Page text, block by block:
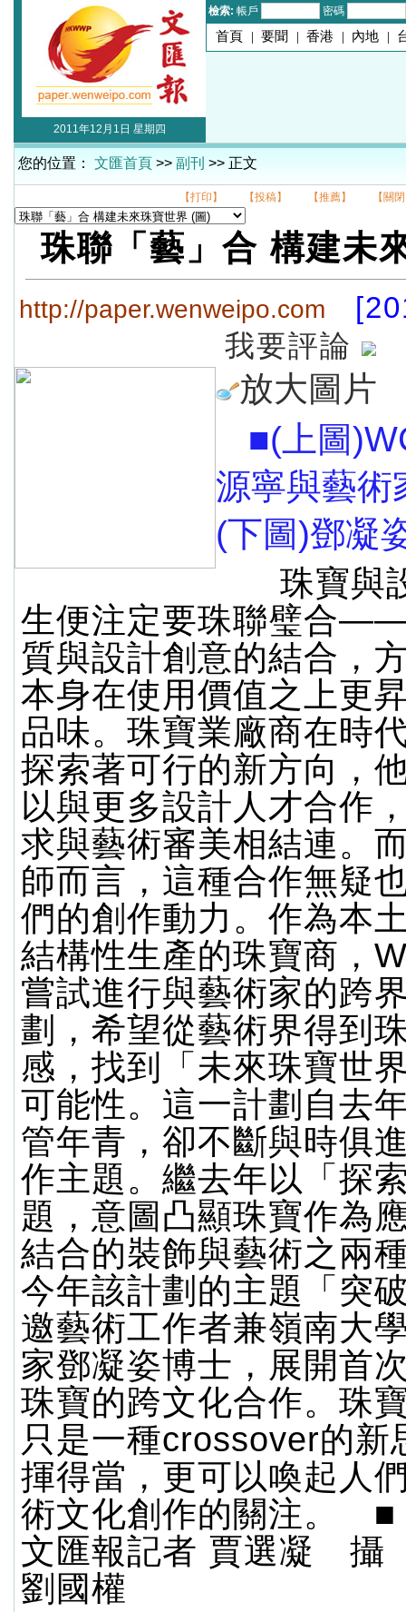
檢索: 帳戶 密碼
首頁 | 要聞 | 香港 | 內地 |
2011年12月1日 星期四
您的位置： 文匯首頁 >> 副刊 >> 正文
【打印】 【投稿】 【推薦】 【關
珠聯「藝」合 構建未
http://paper.wenweipo.com
我要評論
放大圖片
■(上圖
源寧與藝術
(下圖)鄧凝
珠寶與
生便注定要珠聯璧合
質與設計創意的結合，
本身在使用價值之上更
品味。珠寶業廠商在時
探索著可行的新方向，
以與更多設計人才合作
求與藝術審美相結連。
師而言，這種合作無疑
們的創作動力。作為本
結構性生產的珠寶商，
嘗試進行與藝術家的跨
劃，希望從藝術界得到
感，找到「未來珠寶世
可能性。這一計劃自去
管年青，卻不斷與時俱
作主題。繼去年以「探
題，意圖凸顯珠寶作為
結合的裝飾與藝術之兩
今年該計劃的主題「突
邀藝術工作者兼嶺南大
家鄧凝姿博士，展開首
珠寶的跨文化合作。珠
只是一種crossover的新
揮得當，更可以喚起人
術文化創作的關注。 ■
文匯報記者 賈選凝 攝
劉國權